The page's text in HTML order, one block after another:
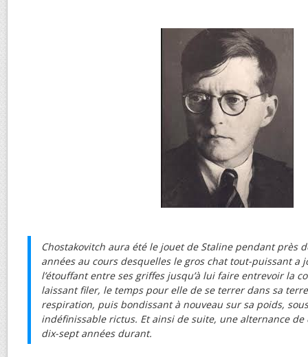
Chostakovitch aura été le jouet de Staline pendant près
années au cours desquelles le gros chat tout-puissant a
l’étouffant entre ses griffes jusqu’à lui faire entrevoir la
laissant filer, le temps pour elle de se terrer dans sa
respiration, puis bondissant à nouveau sur sa poids,
indéfinissable rictus. Et ainsi de suite, une alternance de
dix-sept années durant.